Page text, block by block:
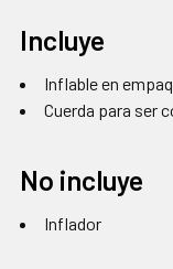
Incluye
Inflable en
Cuerda para ser
No incluye
Inflador